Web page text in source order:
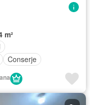
m²
Conserje